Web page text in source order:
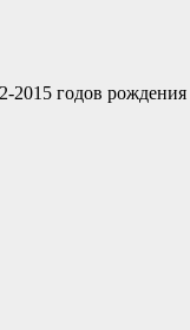
2015 годов